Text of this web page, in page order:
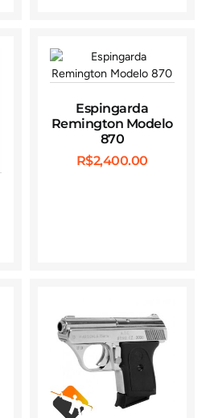
Espingarda
Remington Modelo
870
R$2,400.00